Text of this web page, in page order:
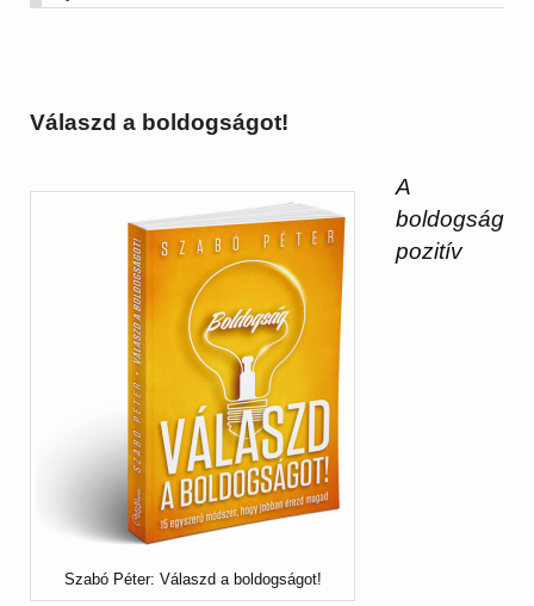
Válaszd a boldogságot!
Szabó Péter: Válaszd a boldogságot!
A
boldogság
pozitív